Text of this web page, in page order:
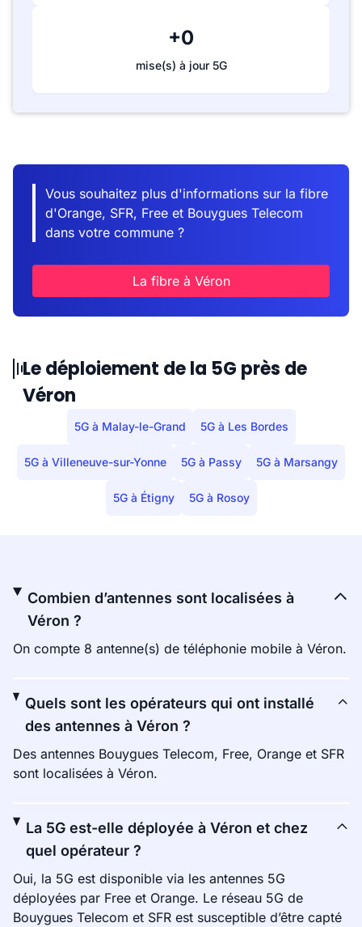
+0
mise(s) à jour 5G
Vous souhaitez plus d'informations sur la fibre
d'Orange, SFR, Free et Bouygues Telecom
dans votre commune ?
La fibre à Véron
Le déploiement de la 5G près de
Véron
5G à Malay-le-Grand 5G à Les Bordes
5G à Villeneuve-sur-Yonne 5G à Passy 5G à Marsangy
5G à Étigny 5G à Rosoy
Combien d’antennes sont localisées à
Véron ?
On compte 8 antenne(s) de téléphonie mobile à Véron.
Quels sont les opérateurs qui ont installé
des antennes à Véron ?
Des antennes Bouygues Telecom, Free, Orange et SFR
sont localisées à Véron.
La 5G est-elle déployée à Véron et chez
quel opérateur ?
Oui, la 5G est disponible via les antennes 5G
déployées par Free et Orange. Le réseau 5G de
Bouygues Telecom et SFR est susceptible d’être capté